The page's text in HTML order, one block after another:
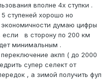
вполне 4х ступки .
ступеней хорошо но
экономичности думаю цифры
если в сторону по 200 км
минимальным .
акпп ( до 2000
супер селект от
, а зимой получить фул